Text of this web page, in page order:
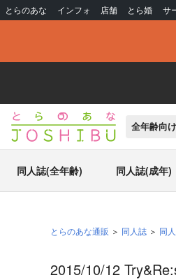
とらのあな インフォ 店舗 とら婚 サ
全年齢向け
同人誌(全年齢) 同人誌(成年)
とらのあな通販 同人誌 同
2015/10/12